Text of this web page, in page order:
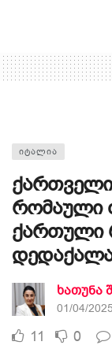
ᲘᲢᲐᲚᲘᲐ
რომაული
ქართული
ხათუნა
01/04/
11 0